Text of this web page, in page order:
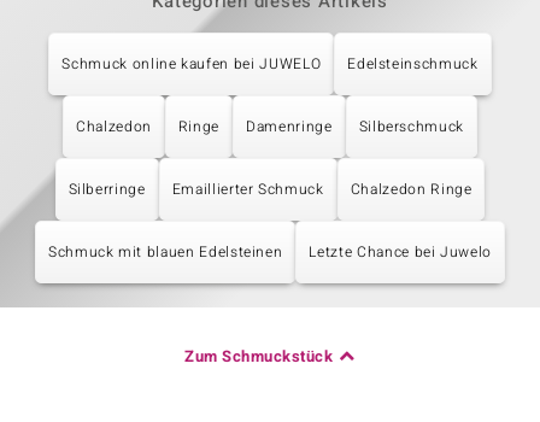
Schmuck online kaufen bei JUWELO Edelsteinschmuck
Chalzedon Ringe Damenringe Silberschmuck
Silberringe Emaillierter Schmuck Chalzedon Ringe
Schmuck mit blauen Edelsteinen Letzte Chance bei Juwelo
Zum Schmuckstück